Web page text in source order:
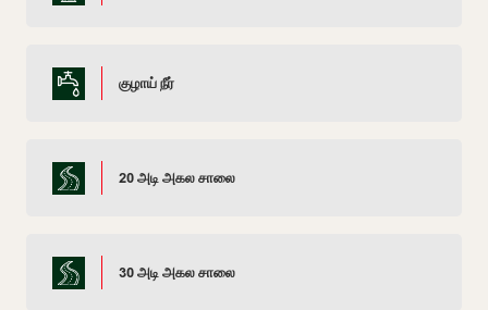
குழாய் நீர்
20 அடி அகல சாலை
30 அடி அகல சாலை